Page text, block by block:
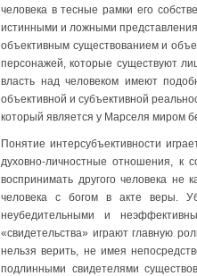
человека в тесные рамки его
истинными и ложными
объективным существованием и
персонажей, которые существуют
власть над человеком имеют
объективной и субъективной
который является у Марселя миром
Понятие интерсубъективности
духовно-личностные отношения, к
воспринимать другого человека не
человека с богом в акте веры.
неубедительными и
«свидетельства» играют главную
нельзя верить, не имея
подлинными свидетелями